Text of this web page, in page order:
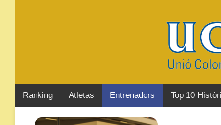
Ranking Atletas Entrenadors Top 10